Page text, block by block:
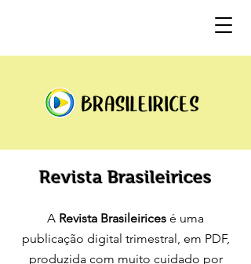
Revista Brasileirices
A Revista Brasileirices é uma
publicação digital trimestral, em PDF,
produzida com muito cuidado por